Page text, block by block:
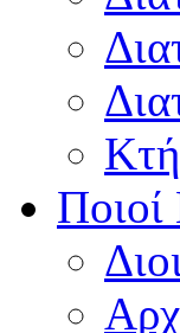
Ποιοί